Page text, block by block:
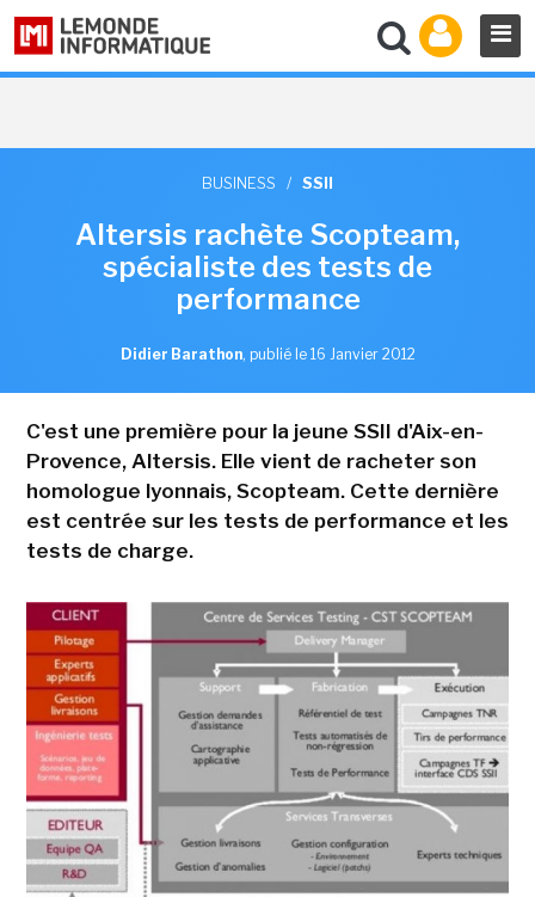
BUSINESS / SSII
Altersis rachète Scopteam,
spécialiste des tests de
performance
Didier Barathon, publié le 16 Janvier 2012
C'est une première pour la jeune SSII d'Aix-en-
Provence, Altersis. Elle vient de racheter son
homologue lyonnais, Scopteam. Cette dernière
est centrée sur les tests de performance et les
tests de charge.